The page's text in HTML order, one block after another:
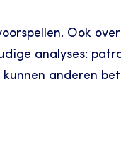
Ook
analyses:
anderen